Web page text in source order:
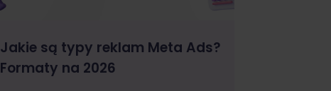
Jakie są typy reklam Meta Ads?
Formaty na 2026